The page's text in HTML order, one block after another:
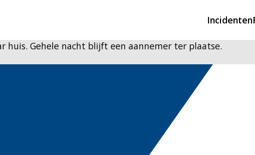
Incidenten
Hulpdiensten nodig?
CIN-meldingen
Gehele nacht blijft een aannemer ter plaatse.